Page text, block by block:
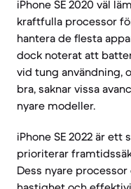
iPhone SE 2020 väl
kraftfulla processor
hantera de flesta
dock noterat att
vid tung användning,
bra, saknar vissa
nyare modeller.
iPhone SE 2022 är
prioriterar
Dess nyare